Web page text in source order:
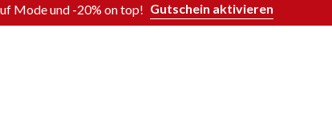
Mode und -20% on top! Gutschein aktivieren